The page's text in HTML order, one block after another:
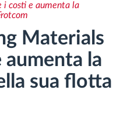
guida
i costi e aumenta la
Materials
la
sua flotta